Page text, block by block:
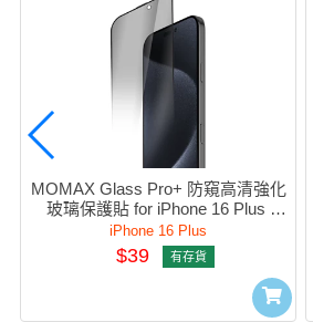
MOMAX Glass Pro+ 防窺高清強化
玻璃保護貼 for iPhone 16 Plus
#PzAP24DiVLD
iPhone 16 Plus
$39 有存貨